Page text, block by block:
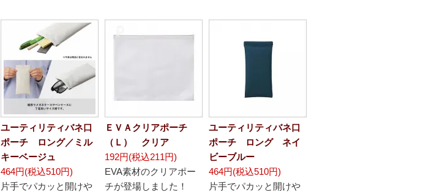
ユーティリティバネ口
ポーチ ロング／ミル
キーベージュ
464円(税込510円)
片手でパカッと開けや
ＥＶＡクリアポーチ
（Ｌ） クリア
192円(税込211円)
EVA素材のクリアポー
チが登場しました！
ユーティリティバネ口
ポーチ ロング ネイ
ビーブルー
464円(税込510円)
片手でパカッと開けや